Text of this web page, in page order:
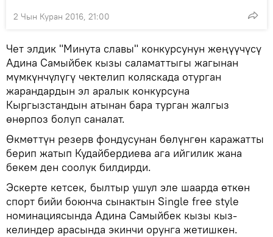
2 Чын Куран 2016, 21:00
Чет элдик "Минута славы" конкурсунун жеңүүчүсү
Адина Самыйбек кызы саламаттыгы жагынан
мүмкүнчүлүгү чектелип коляскада отурган
жарандардын эл аралык конкурсуна
Кыргызстандын атынан бара турган жалгыз
өнөрпоз болуп саналат.
Өкмөттүн резерв фондусунан бөлүнгөн каражатты
берип жатып Кудайбердиева ага ийгилик жана
бекем ден соолук билдирди.
Эскерте кетсек, былтыр ушул эле шаарда өткөн
спорт бийи боюнча сынактын Single free style
номинациясында Адина Самыйбек кызы кыз-
келиндер арасында экинчи орунга жетишкен.